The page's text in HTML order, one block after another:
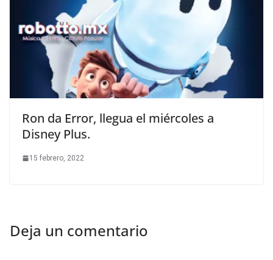
Ron da Error, llegua el miércoles a
Disney Plus.
15 febrero, 2022
Deja un comentario